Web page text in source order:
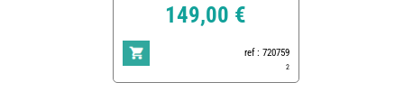
149,00 €
ref : 720759
2